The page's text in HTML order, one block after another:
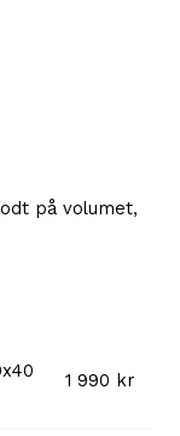
på volumet,
1 990 kr